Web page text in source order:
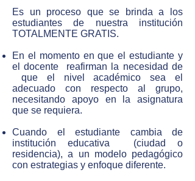
Es un proceso que se brinda a los
estudiantes de nuestra institución
TOTALMENTE GRATIS.
En el momento en que el estudiante y
el docente reafirman la necesidad de
que el nivel académico sea el
adecuado con respecto al grupo,
necesitando apoyo en la asignatura
que se requiera.
Cuando el estudiante cambia de
institución educativa (ciudad o
residencia), a un modelo pedagógico
con estrategias y enfoque diferente.